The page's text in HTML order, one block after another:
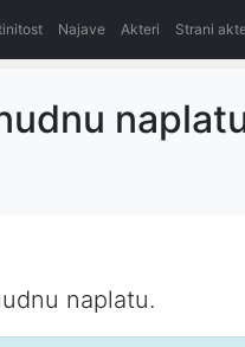
Najave Akteri Strani
nаplаtu.